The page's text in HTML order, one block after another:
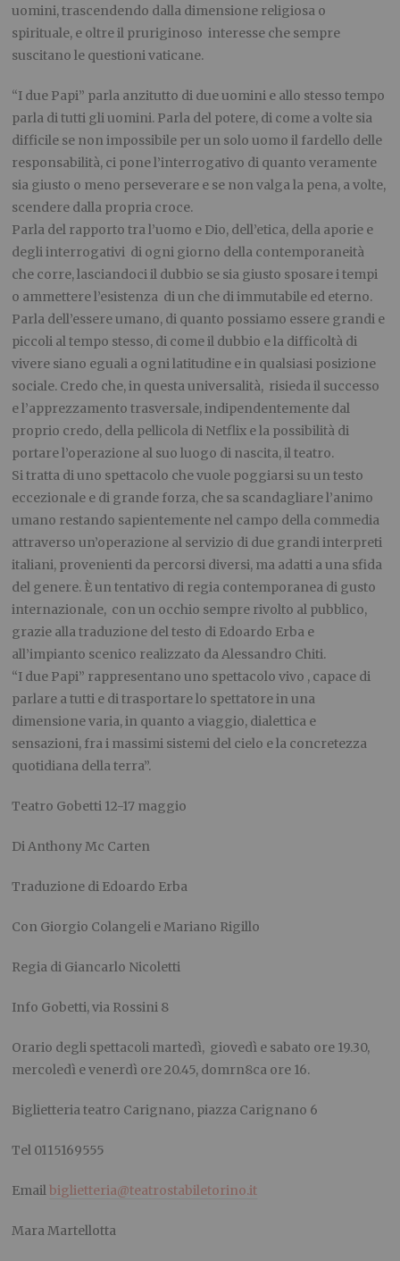
uomini, trascendendo dalla dimensione religiosa o
spirituale, e oltre il pruriginoso interesse che sempre
suscitano le questioni vaticane.
“I due Papi” parla anzitutto di due uomini e allo stesso tempo
parla di tutti gli uomini. Parla del potere, di come a volte sia
difficile se non impossibile per un solo uomo il fardello delle
responsabilità, ci pone l’interrogativo di quanto veramente
sia giusto o meno perseverare e se non valga la pena, a volte,
scendere dalla propria croce.
Parla del rapporto tra l’uomo e Dio, dell’etica, della aporie e
degli interrogativi di ogni giorno della contemporaneità
che corre, lasciandoci il dubbio se sia giusto sposare i tempi
o ammettere l’esistenza di un che di immutabile ed eterno.
Parla dell’essere umano, di quanto possiamo essere grandi e
piccoli al tempo stesso, di come il dubbio e la difficoltà di
vivere siano eguali a ogni latitudine e in qualsiasi posizione
sociale. Credo che, in questa universalità, risieda il successo
e l’apprezzamento trasversale, indipendentemente dal
proprio credo, della pellicola di Netflix e la possibilità di
portare l’operazione al suo luogo di nascita, il teatro.
Si tratta di uno spettacolo che vuole poggiarsi su un testo
eccezionale e di grande forza, che sa scandagliare l’animo
umano restando sapientemente nel campo della commedia
attraverso un’operazione al servizio di due grandi interpreti
italiani, provenienti da percorsi diversi, ma adatti a una sfida
del genere. È un tentativo di regia contemporanea di gusto
internazionale, con un occhio sempre rivolto al pubblico,
grazie alla traduzione del testo di Edoardo Erba e
all’impianto scenico realizzato da Alessandro Chiti.
“I due Papi” rappresentano uno spettacolo vivo , capace di
parlare a tutti e di trasportare lo spettatore in una
dimensione varia, in quanto a viaggio, dialettica e
sensazioni, fra i massimi sistemi del cielo e la concretezza
quotidiana della terra”.
Teatro Gobetti 12-17 maggio
Di Anthony Mc Carten
Traduzione di Edoardo Erba
Con Giorgio Colangeli e Mariano Rigillo
Regia di Giancarlo Nicoletti
Info Gobetti, via Rossini 8
Orario degli spettacoli martedì, giovedì e sabato ore 19.30,
mercoledì e venerdì ore 20.45, domrn8ca ore 16.
Biglietteria teatro Carignano, piazza Carignano 6
Tel 0115169555
Email biglietteria@teatrostabiletorino.it
Mara Martellotta